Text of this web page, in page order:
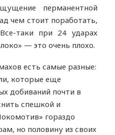
перманентной
чем стоит поработать,
таки при 24 ударах
— это очень плохо.
есть самые разные:
которые еще
добиваний почти в
спешкой и
гораздо
но половину из своих